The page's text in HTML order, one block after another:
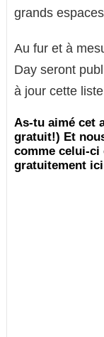
grands espaces
Au fur et à
Day seront
à jour cette liste
As-tu aimé cet
gratuit!) Et
comme celui-ci
gratuitement